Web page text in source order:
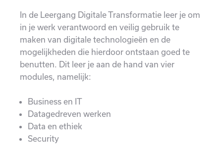
In de Leergang Digitale Transformatie leer je om
in je werk verantwoord en veilig gebruik te
maken van digitale technologieën en de
mogelijkheden die hierdoor ontstaan goed te
benutten. Dit leer je aan de hand van vier
modules, namelijk:
Business en IT
Datagedreven werken
Data en ethiek
Security